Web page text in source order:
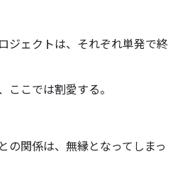
ジェクトは、それぞれ単発で終
こでは割愛する。
の関係は、無縁となってしまっ